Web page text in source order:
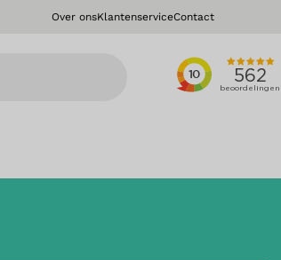
Over onsKlantenserviceContact